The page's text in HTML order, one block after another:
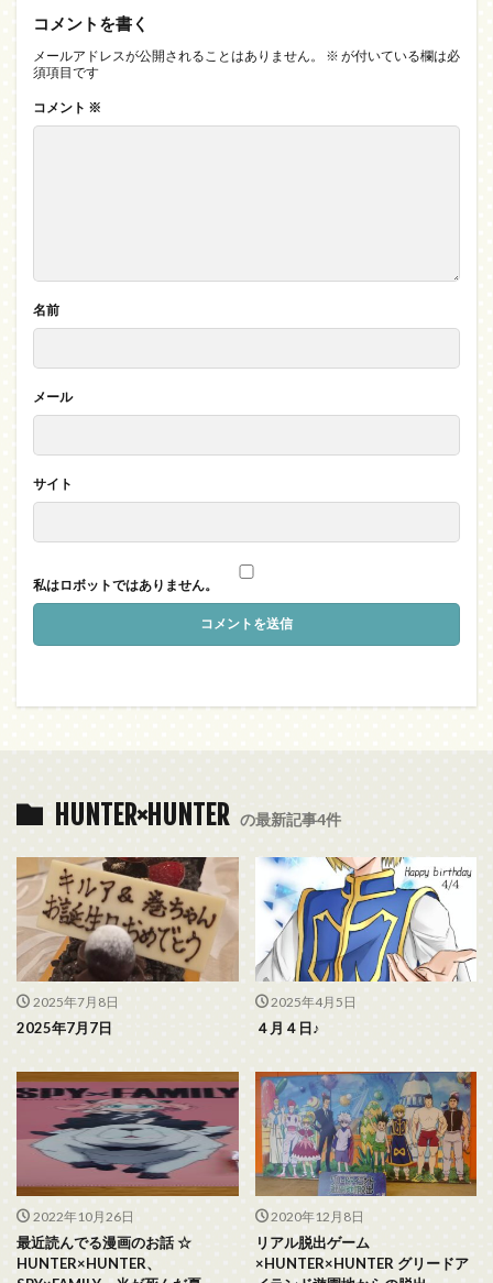
コメントを書く
メールアドレスが公開されることはありません。 ※ が付いている欄は必
須項目です
コメント ※
名前
メール
サイト
私はロボットではありません。
HUNTER×HUNTER の最新記事4件
2025年7月8日
2025年7月7日
2025年4月5日
４月４日♪
2022年10月26日
最近読んでる漫画のお話 ☆
HUNTER×HUNTER、
2020年12月8日
リアル脱出ゲーム
×HUNTER×HUNTER グリードア